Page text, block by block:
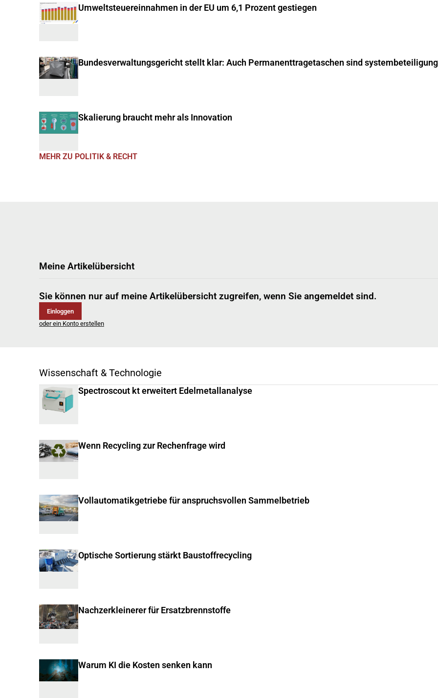
Umweltsteuereinnahmen in der EU um 6,1 Prozent gestiegen
Bundesverwaltungsgericht stellt klar: Auch Permanenttragetaschen sind
Skalierung braucht mehr als Innovation
MEHR ZU POLITIK & RECHT
Meine Artikelübersicht
Sie können nur auf meine Artikelübersicht zugreifen, wenn Sie angemeldet sind.
Einloggen
oder ein Konto erstellen
Wissenschaft & Technologie
Spectroscout kt erweitert Edelmetallanalyse
Wenn Recycling zur Rechenfrage wird
Vollautomatikgetriebe für anspruchsvollen Sammelbetrieb
Optische Sortierung stärkt Baustoffrecycling
Nachzerkleinerer für Ersatzbrennstoffe
Warum KI die Kosten senken kann